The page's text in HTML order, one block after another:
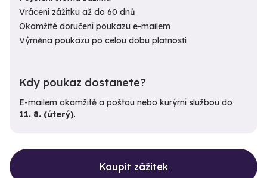
Vrácení zážitku až do 60 dnů
Okamžité doručení poukazu e-mailem
Výměna poukazu po celou dobu platnosti
Kdy poukaz dostanete?
E-mailem okamžitě a poštou nebo kurýrní službou do
11. 8. (úterý).
Koupit zážitek